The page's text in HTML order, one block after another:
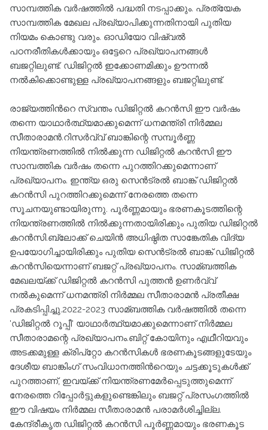
സാമ്പത്തിക വര്‍ഷത്തില്‍ പദ്ധതി നടപ്പാക്കും. പ്രത്യേക
സാമ്പത്തിക മേഖല പ്രഖ്യാപിക്കുന്നതിനായി പുതിയ
നിയമം കൊണ്ടു വരും. ഓഡിയോ വിഷ്വല്‍
പഠനരീതികള്‍ക്കായും ഒട്ടേറെ പ്രഖ്യാപനങ്ങള്‍
ബജറ്റിലുണ്ട്. ഡിജിറ്റല്‍ ഇക്കോണമിക്കും ഊന്നല്‍
നല്‍കിക്കൊണ്ടുള്ള പ്രഖ്യാപനങ്ങളും ബജറ്റിലുണ്ട്.
രാജ്യത്തിന്‍റെ സ്വന്തം ഡിജിറ്റല്‍ കറന്‍സി ഈ വര്‍ഷം
തന്നെ യാഥാര്‍ത്ഥ്യമാക്കുമെന്ന് ധനമന്ത്രി നിര്‍മ്മല
സീതാരാമന്‍.റിസര്‍വ്വ് ബാങ്കിന്റെ സമ്പൂർണ്ണ
നിയന്ത്രണത്തില്‍ നില്‍ക്കുന്ന ഡിജിറ്റല്‍ കറന്‍സി ഈ
സാമ്പത്തിക വര്‍ഷം തന്നെ പുറത്തിറക്കുമെന്നാണ്
പ്രഖ്യാപനം. ഇന്ത്യ ഒരു സെന്‍ട്രല്‍ ബാങ്ക് ഡ‍ിജിറ്റല്‍
കറന്‍സി പുറത്തിറക്കുമെന്ന് നേരത്തെ തന്നെ
സൂചനയുണ്ടായിരുന്നു. പൂര്‍ണ്ണമായും ഭരണകൂടത്തിന്റെ
നിയന്ത്രണത്തില്‍ നില്‍ക്കുന്നതായിരിക്കും പുതിയ ഡിജിറ്റല്‍
കറന്‍സി.ബ്ലോക്ക് ചെയിന്‍ അധിഷ്ഠിത സാങ്കേതിക വിദ്യ
ഉപയോഗിച്ചായിരിക്കും പുതിയ സെന്‍ട്രല്‍ ബാങ്ക് ഡ‍ിജിറ്റല്‍
കറന്‍സിയെന്നാണ് ബജറ്റ് പ്രഖ്യാപനം. സാമ്ബത്തിക
മേഖലയ്ക്ക് ഡിജിറ്റല്‍ കറന്‍സി പുത്തന്‍ ഉണര്‍വ്വ്
നല്‍കുമെന്ന് ധനമന്ത്രി നിര്‍മ്മല സീതാരാമന്‍ പ്രതീക്ഷ
പ്രകടിപ്പിച്ചു.2022-2023 സാമ്ബത്തിക വര്‍ഷത്തില്‍ തന്നെ
'ഡ‍ിജിറ്റല്‍ റൂപ്പീ' യാഥാര്‍ത്ഥ്യമാക്കുമെന്നാണ് നിര്‍മ്മല
സീതാരാമന്റെ പ്രഖ്യാപനം.ബിറ്റ് കോയിനും എഥീറിയവും
അടക്കമുള്ള ക്രിപ്റ്റോ കറന്‍സികള്‍ ഭരണകൂടങ്ങളുടേയും
ദേശീയ ബാങ്കിംഗ് സംവിധാനത്തിന്‍റെയും ചട്ടക്കൂടുകള്‍ക്ക്
പുറത്താണ്, ഇവയ്ക്ക് നിയന്ത്രണമേര്‍പ്പെടുത്തുമെന്ന്
നേരത്തെ റിപ്പോര്‍ട്ടുകളുണ്ടെങ്കിലും ബജറ്റ് പ്രസംഗത്തില്‍
ഈ വിഷയം നിര്‍മ്മല സീതാരാമന്‍ പരാമര്‍ശിച്ചില്ല.
കേന്ദ്രീകൃത ‍ഡിജിറ്റല്‍ കറന്‍സി പൂര്‍ണ്ണമായും ഭരണകൂട